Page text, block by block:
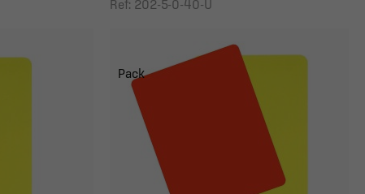
Ref: 202-5-0-40-U
Pack